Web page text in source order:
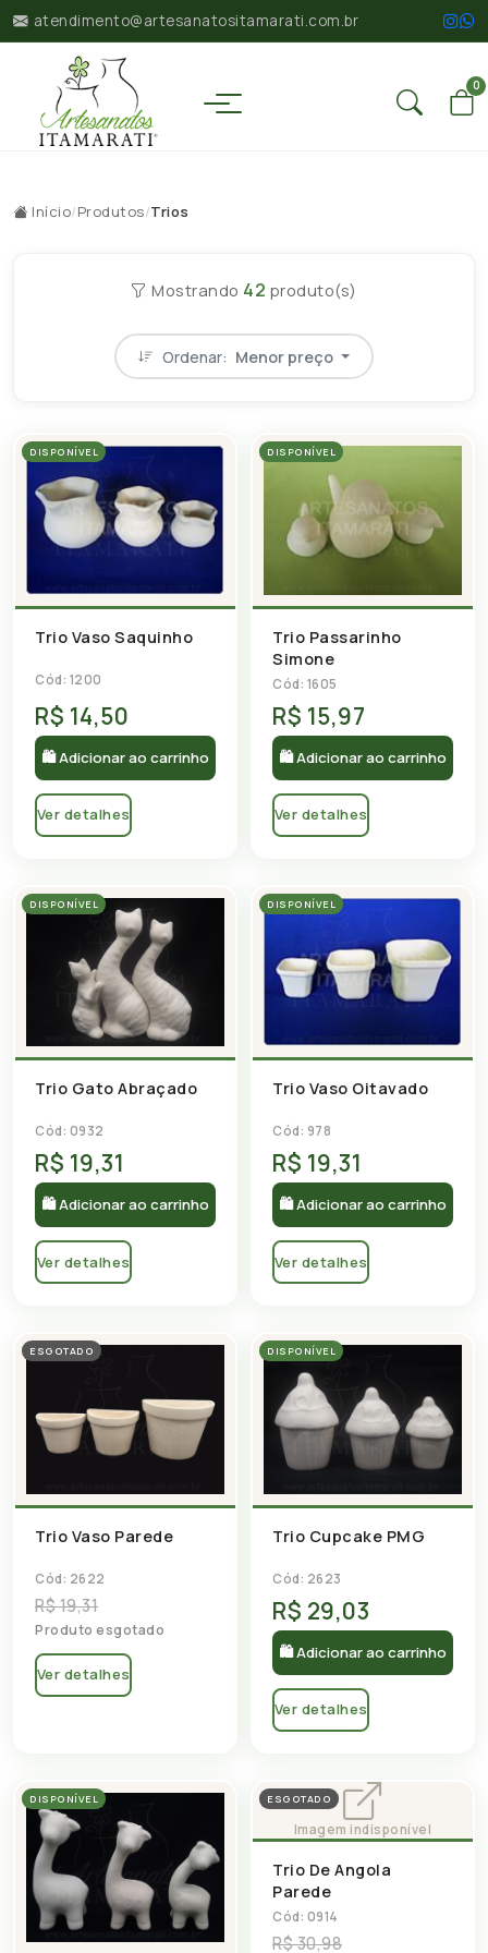
atendimento@artesanatositamarati.com.br
0
Início/Produtos/Trios
Mostrando 42 produto(s)
Ordenar: Menor preço
DISPONÍVEL
Trio Vaso Saquinho
Cód: 1200
R$ 14,50
🛍 Adicionar ao carrinho
Ver detalhes
DISPONÍVEL
Trio Passarinho
Simone
Cód: 1605
R$ 15,97
🛍 Adicionar ao carrinho
Ver detalhes
DISPONÍVEL
Trio Gato Abraçado
Cód: 0932
R$ 19,31
🛍 Adicionar ao carrinho
Ver detalhes
DISPONÍVEL
Trio Vaso Oitavado
Cód: 978
R$ 19,31
🛍 Adicionar ao carrinho
Ver detalhes
ESGOTADO
Trio Vaso Parede
Cód: 2622
R$ 19,31
Produto esgotado
Ver detalhes
DISPONÍVEL
Trio Cupcake PMG
Cód: 2623
R$ 29,03
🛍 Adicionar ao carrinho
Ver detalhes
DISPONÍVEL ESGOTADO
Trio De Angola
Parede
Cód: 0914
R$ 30,98